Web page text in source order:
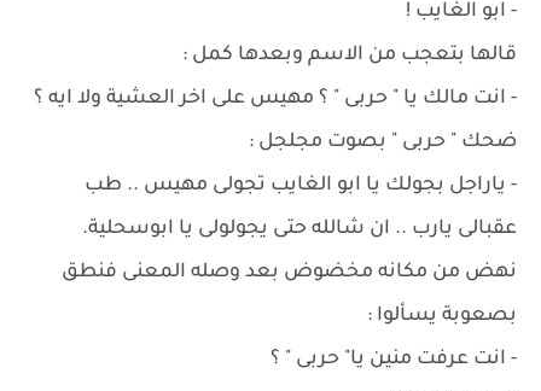
- ابو الغايب !
قالها بتعجب من الاسم وبعدها كمل :
- انت مالك يا " حربى " ؟ مهيس على اخر العشية ولا ايه ؟
ضحك " حربى " بصوت مجلجل :
- ياراجل بجولك يا ابو الغايب تجولى مهيس .. طب
عقبالى يارب .. ان شالله حتى يجولولى يا ابوسحلية.
نهض من مكانه مخضوض بعد وصله المعنى فنطق
بصعوبة يسألوا :
- انت عرفت منين يا" حربى " ؟